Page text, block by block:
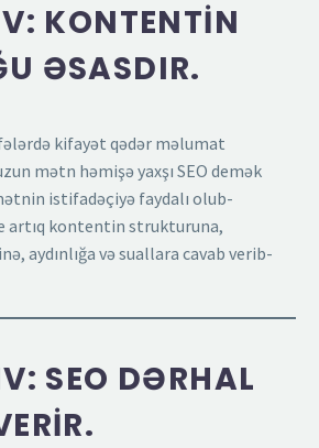
KONTENTIN
ƏSASDIR.
kifayət qədər məlumat
mətn həmişə yaxşı SEO demək
istifadəçiyə faydalı olub-
artıq kontentin strukturuna,
aydınlığa və suallara cavab verib-
SEO DƏRHAL